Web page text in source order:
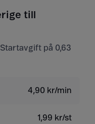
till
på 0,63
4,90 kr/min
1,99 kr/st